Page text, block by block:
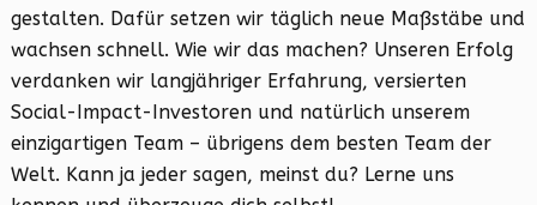
gestalten. Dafür setzen wir täglich neue Maßstäbe und
wachsen schnell. Wie wir das machen? Unseren Erfolg
verdanken wir langjähriger Erfahrung, versierten
Social-Impact-Investoren und natürlich unserem
einzigartigen Team – übrigens dem besten Team der
Welt. Kann ja jeder sagen, meinst du? Lerne uns